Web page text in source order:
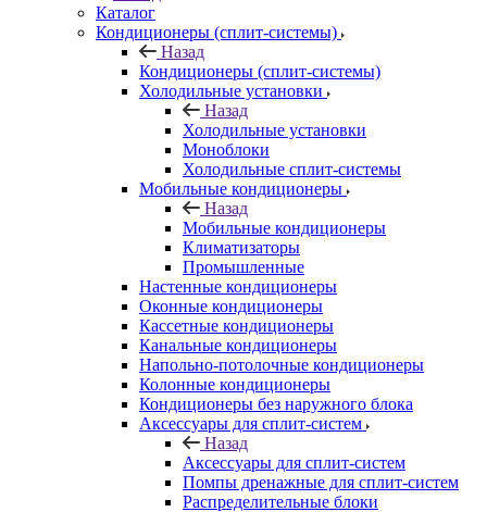
Каталог
Кондиционеры (сплит-системы)
Назад
Кондиционеры (сплит-системы)
Холодильные установки
Назад
Холодильные установки
Моноблоки
Холодильные сплит-системы
Мобильные кондиционеры
Назад
Мобильные кондиционеры
Климатизаторы
Промышленные
Настенные кондиционеры
Оконные кондиционеры
Кассетные кондиционеры
Канальные кондиционеры
Напольно-потолочные кондиционеры
Колонные кондиционеры
Кондиционеры без наружного блока
Аксессуары для сплит-систем
Назад
Аксессуары для сплит-систем
Помпы дренажные для сплит-систем
Распределительные блоки